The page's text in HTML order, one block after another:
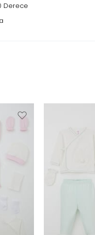
Derece